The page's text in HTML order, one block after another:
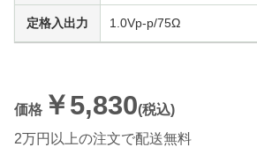
定格入出力 1.0Vp-p/75Ω
価格 ￥5,830(税込)
2万円以上の注文で配送無料